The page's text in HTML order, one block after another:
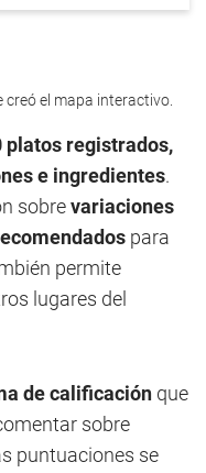
el mapa interactivo.
platos registrados,
e ingredientes.
sobrevariaciones
para
permite
lugares del
de calificación que
sobre
puntuaciones se